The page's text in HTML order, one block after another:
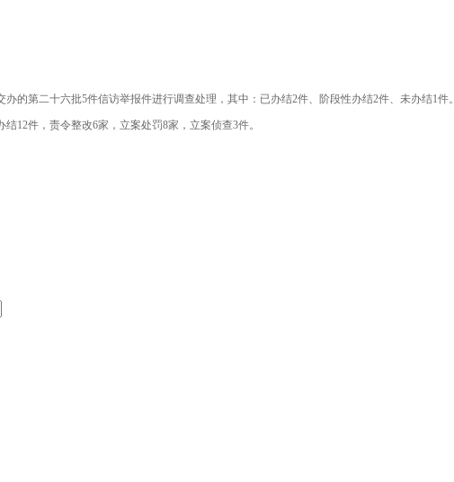
第二十六批5件信访举报件进行调查处理，其中：已办结2件、阶段性办结2件、未办结1件。
12件，责令整改6家，立案处罚8家，立案侦查3件。